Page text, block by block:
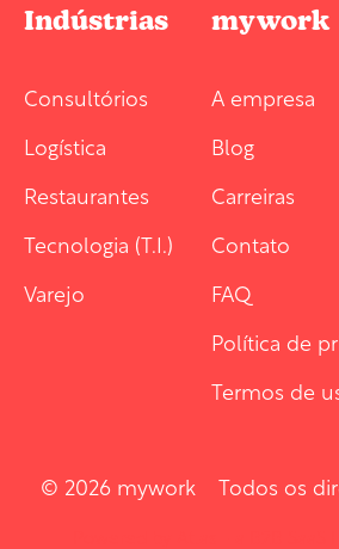
Indústrias
Consultórios
Logística
Restaurantes
Tecnologia (T.I.)
Varejo
mywork
A empresa
Blog
Carreiras
Contato
FAQ
Política de
Termos de
© 2026 mywork Todos os